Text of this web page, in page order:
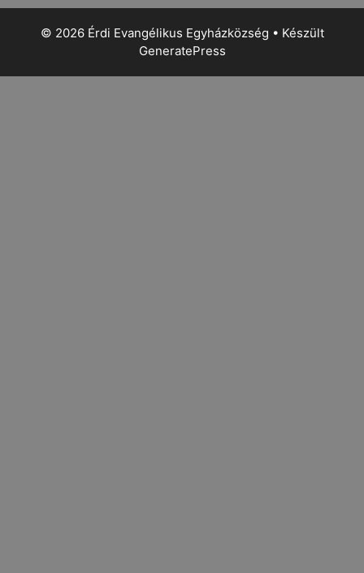
© 2026 Érdi Evangélikus Egyházközség • Készült
GeneratePress